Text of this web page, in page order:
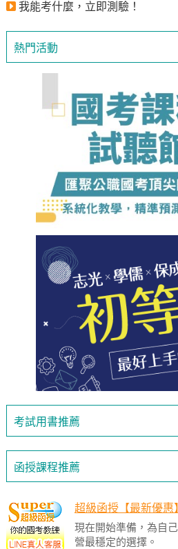
我能考什麼，立即測驗！
熱門活動
考試用書推薦
函授課程推薦
超級函授【最新優惠
現在開始準備，為自
營最穩定的選擇。